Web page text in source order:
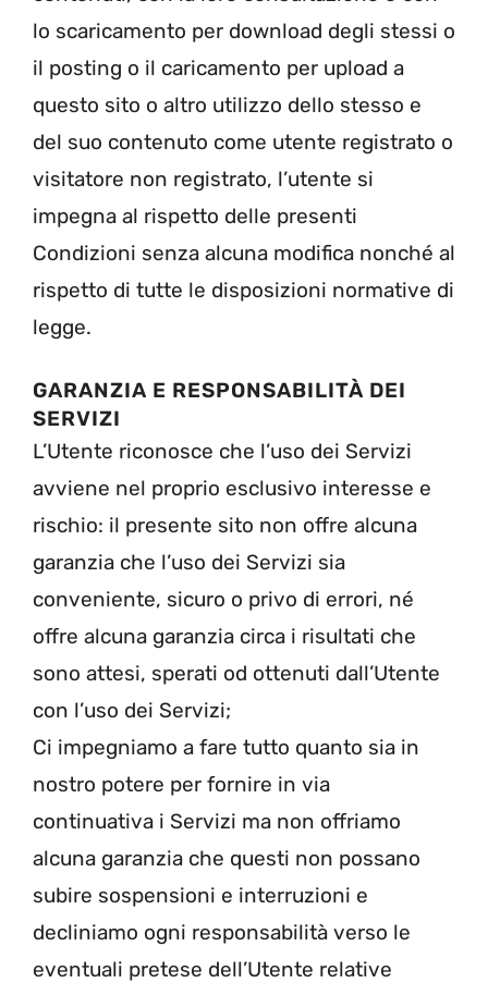
lo scaricamento per download degli stessi o
il posting o il caricamento per upload a
questo sito o altro utilizzo dello stesso e
del suo contenuto come utente registrato o
visitatore non registrato, l’utente si
impegna al rispetto delle presenti
Condizioni senza alcuna modifica nonché al
rispetto di tutte le disposizioni normative di
legge.
GARANZIA E RESPONSABILITÀ DEI
SERVIZI
L’Utente riconosce che l’uso dei Servizi
avviene nel proprio esclusivo interesse e
rischio: il presente sito non offre alcuna
garanzia che l’uso dei Servizi sia
conveniente, sicuro o privo di errori, né
offre alcuna garanzia circa i risultati che
sono attesi, sperati od ottenuti dall’Utente
con l’uso dei Servizi;
Ci impegniamo a fare tutto quanto sia in
nostro potere per fornire in via
continuativa i Servizi ma non offriamo
alcuna garanzia che questi non possano
subire sospensioni e interruzioni e
decliniamo ogni responsabilità verso le
eventuali pretese dell’Utente relative